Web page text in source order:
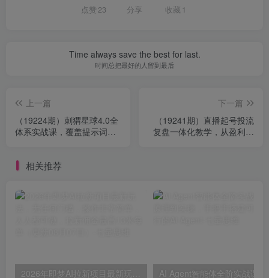
点赞 23 分享 收藏 1
Time always save the best for last.
时间总把最好的人留到最后
上一篇
（19224期）刺猬星球4.0全
体系实战课，覆盖提示词工
AIGC商业核心技能
下一篇
（19241期）直播起号投流
复盘一体化教学，从盈利思
相关推荐